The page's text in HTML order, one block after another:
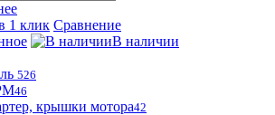
1 клик Сравнение
В наличии
526
46
крышки мотора42